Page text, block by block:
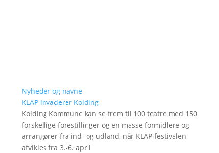
Nyheder og navne
KLAP invaderer Kolding
Kolding Kommune kan se frem til 100 teatre med 150
forskellige forestillinger og en masse formidlere og
arrangører fra ind- og udland, når KLAP-festivalen
afvikles fra 3.-6. april